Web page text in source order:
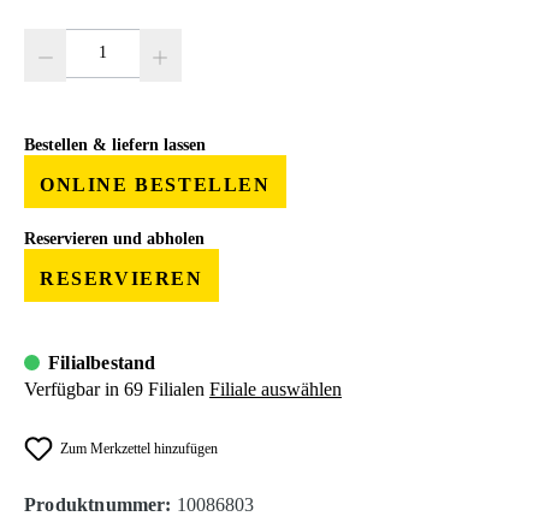
Bestellen & liefern lassen
ONLINE BESTELLEN
Reservieren und abholen
RESERVIEREN
Filialbestand
Verfügbar in 69 Filialen Filiale auswählen
Zum Merkzettel hinzufügen
Produktnummer: 10086803